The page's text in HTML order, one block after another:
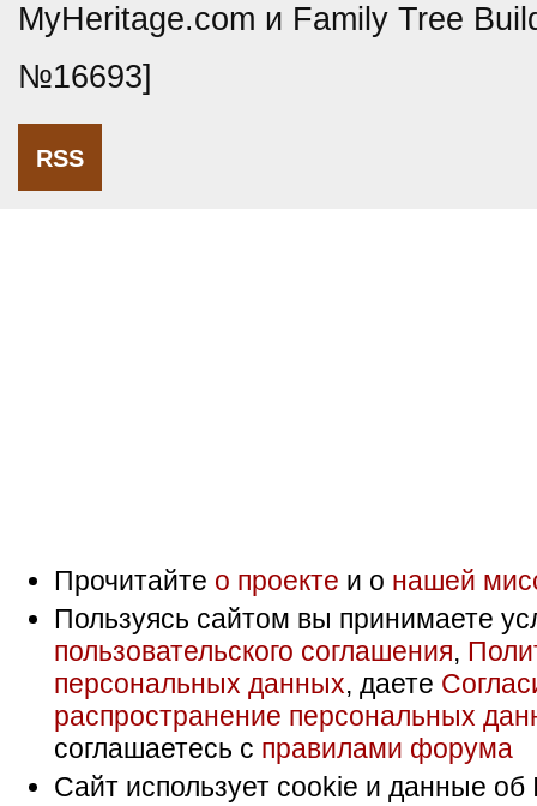
MyHeritage.com и Family Tree
№16693]
RSS
Прочитайте о проекте и о нашей
Пользуясь сайтом вы принимаете
пользовательского соглашения,
персональных данных, даете
распространение персональных
соглашаетесь с правилами форума
Сайт использует cookie и данные об